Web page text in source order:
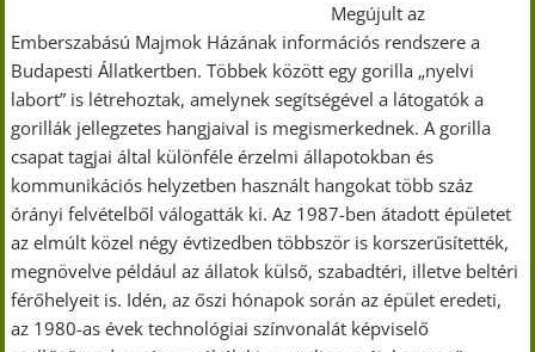
Megújult az
Emberszabású Majmok Házának információs rendszere a
Budapesti Állatkertben. Többek között egy gorilla „nyelvi
labort” is létrehoztak, amelynek segítségével a látogatók a
gorillák jellegzetes hangjaival is megismerkednek. A gorilla
csapat tagjai által különféle érzelmi állapotokban és
kommunikációs helyzetben használt hangokat több száz
órányi felvételből válogatták ki. Az 1987-ben átadott épületet
az elmúlt közel négy évtizedben többször is korszerűsítették,
megnövelve például az állatok külső, szabadtéri, illetve beltéri
férőhelyeit is. Idén, az őszi hónapok során az épület eredeti,
az 1980-as évek technológiai színvonalát képviselő